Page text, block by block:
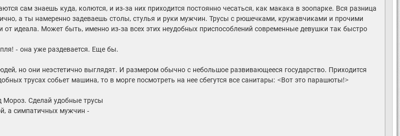
сам знаешь куда, колются, и из-за них приходится постоянно чесаться, как макака в зоопарке. Вся разница
а ты намеренно задеваешь столы, стулья и руки мужчин. Трусы с рюшечками, кружавчиками и прочими
идеала. Может быть, именно из-за всех этих неудобных приспособлений современные девушки так быстро
- она уже раздевается. Еще бы.
но они неэстетично выглядят. И размером обычно с небольшое развивающееся государство. Приходится
трусах собьет машина, то в морге посмотреть на нее сбегутся все санитары: <Вот это парашюты!>
Сделай удобные трусы
а симпатичных мужчин -